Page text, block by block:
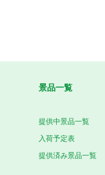
景品一覧
提供中景品一覧
入荷予定表
提供済み景品一覧